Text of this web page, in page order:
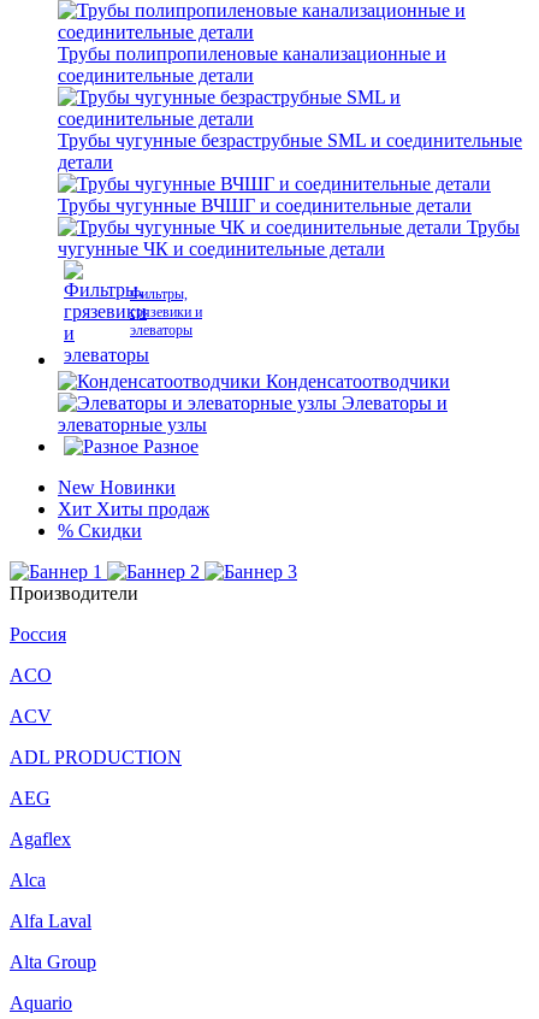
Трубы полипропиленовые канализационные и
соединительные детали
Трубы чугунные безраструбные SML и соединительные
детали
Трубы чугунные ВЧШГ и соединительные детали
Трубы
чугунные ЧК и соединительные детали
Фильтры,
грязевики и
элеваторы
Конденсатоотводчики
Элеваторы и
элеваторные узлы
Разное
New Новинки
Хит Хиты продаж
% Скидки
Производители
Россия
ACO
ACV
ADL PRODUCTION
AEG
Agaflex
Alca
Alfa Laval
Alta Group
Aquario